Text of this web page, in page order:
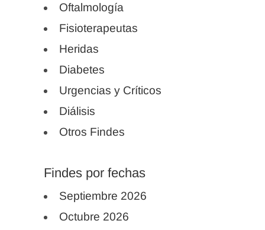
Oftalmología
Fisioterapeutas
Heridas
Diabetes
Urgencias y Críticos
Diálisis
Otros Findes
Findes por fechas
Septiembre 2026
Octubre 2026